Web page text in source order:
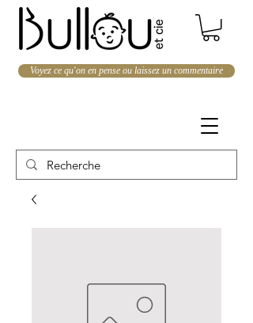
Voyez ce qu'on en pense ou laissez un commentaire